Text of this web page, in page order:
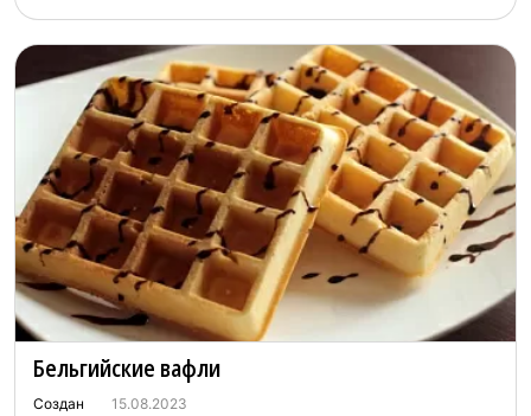
Бельгийские вафли
Создан 15.08.2023